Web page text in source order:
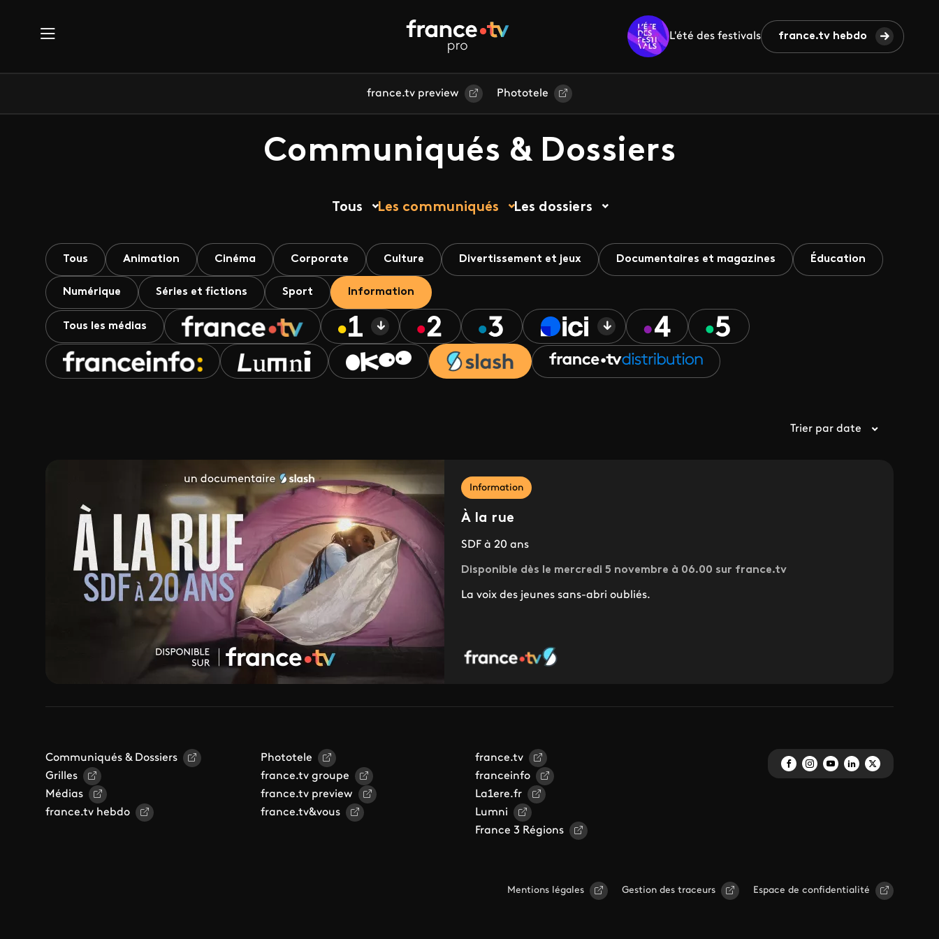
L'été des festivals france.tv hebdo
france.tv preview Phototele
Communiqués & Dossiers
Tous Les communiqués Les dossiers
Tous Animation Cinéma Corporate Culture Divertissement et jeux Documentaires et magazines Éducation
Numérique Séries et fictions Sport Information
Tous les médias
Trier par date
Information
À la rue
SDF à 20 ans
Disponible dès le mercredi 5 novembre à 06.00 sur france.tv
La voix des jeunes sans-abri oubliés.
Communiqués & Dossiers
Grilles
Médias
france.tv hebdo
Phototele
france.tv groupe
france.tv preview
france.tv&vous
france.tv
franceinfo
La1ere.fr
Lumni
France 3 Régions
Mentions légales Gestion des traceurs Espace de confidentialité